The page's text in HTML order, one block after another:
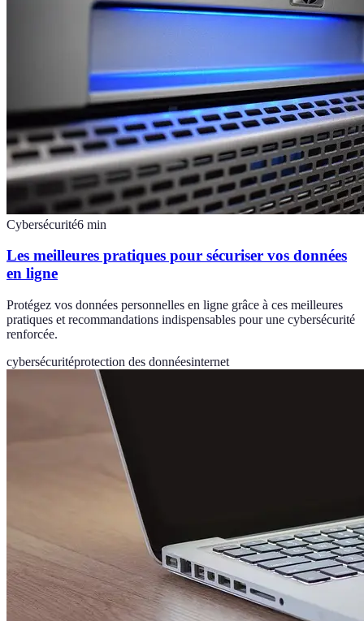
Cybersécurité6 min
Les meilleures pratiques pour sécuriser vos données
en ligne
Protégez vos données personnelles en ligne grâce à ces meilleures
pratiques et recommandations indispensables pour une cybersécurité
renforcée.
cybersécuritéprotection des donnéesinternet